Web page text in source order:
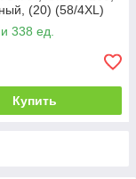
(20) (58/4XL)
338 ед.
Купить